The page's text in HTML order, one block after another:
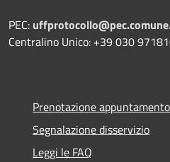
PEC:
Centralino Unico: +39 030
Prenotazione appuntamento
Segnalazione disservizio
Leggi le FAQ